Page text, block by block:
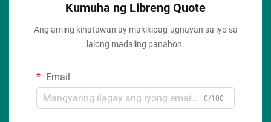
Kumuha ng Libreng Quote
Ang aming kinatawan ay makikipag-ugnayan sa iyo sa
lalong madaling panahon.
Email
0/100